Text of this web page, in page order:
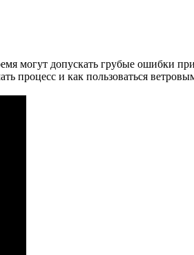
могут допускать грубые ошибки
процесс и как пользоваться